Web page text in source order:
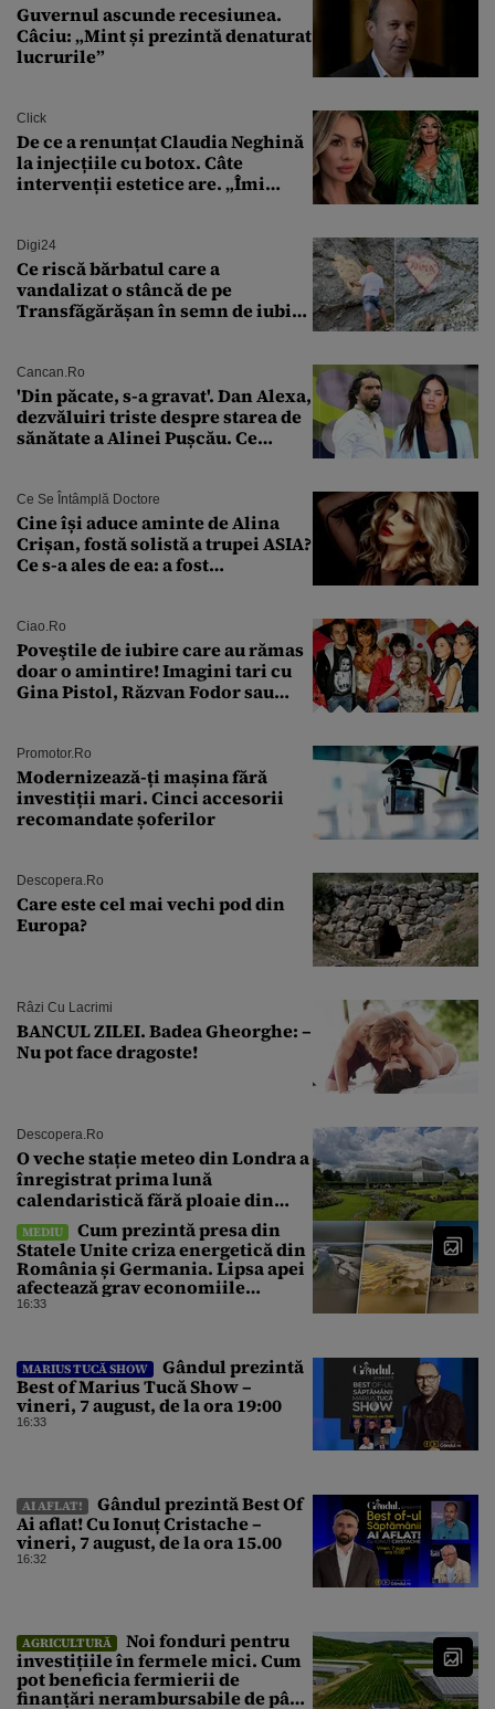
Guvernul ascunde recesiunea.
Câciu: „Mint și prezintă denaturat
lucrurile”
Click
De ce a renunțat Claudia Neghină
la injecțiile cu botox. Câte
intervenții estetice are. „Îmi
Digi24
Ce riscă bărbatul care a
vandalizat o stâncă de pe
Transfăgărășan în semn de iubire
Cancan.ro
'Din păcate, s-a gravat'. Dan Alexa,
dezvăluiri triste despre starea de
sănătate a Alinei Pușcău. Ce
Ce Se Întâmplă Doctore
Cine își aduce aminte de Alina
Crișan, fostă solistă a trupei ASIA?
Ce s-a ales de ea: a fost
Ciao.ro
Poveştile de iubire care au rămas
doar o amintire! Imagini tari cu
Gina Pistol, Răzvan Fodor sau
Promotor.ro
Modernizează-ți mașina fără
investiții mari. Cinci accesorii
recomandate șoferilor
Descopera.ro
Care este cel mai vechi pod din
Europa?
Râzi Cu Lacrimi
BANCUL ZILEI. Badea Gheorghe: –
Nu pot face dragoste!
Descopera.ro
O veche stație meteo din Londra a
înregistrat prima lună
calendaristică fără ploaie din
1871 încoace
MEDIU
Cum prezintă presa din
Statele Unite criza energetică din
România și Germania. Lipsa apei
afectează grav economiile
Europei
16:33
MARIUS TUCĂ SHOW
Gândul prezintă
Best of Marius Tucă Show –
vineri, 7 august, de la ora 19:00
16:33
AI AFLAT!
Gândul prezintă Best Of
Ai aflat! Cu Ionuț Cristache –
vineri, 7 august, de la ora 15.00
16:32
AGRICULTURĂ
Noi fonduri pentru
investițiile în fermele mici. Cum
pot beneficia fermierii de
finanțări nerambursabile de până